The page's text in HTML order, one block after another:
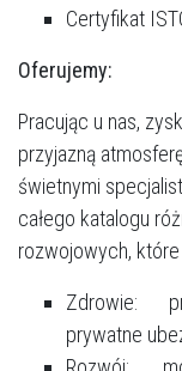
Certyfikat
Oferujemy:
Pracując u nas,
przyjazną
świetnymi
całego katalogu
rozwojowych,
Zdrowie:
prywatne